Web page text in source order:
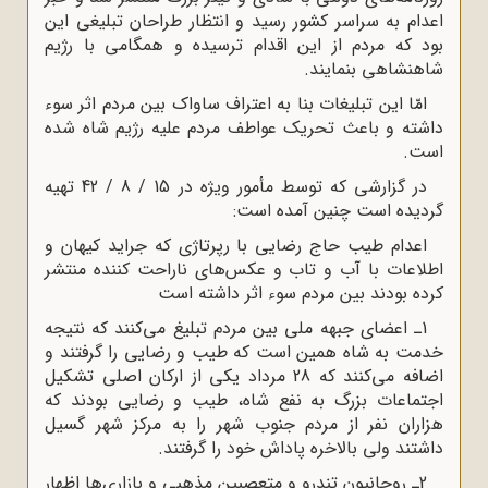
اعدام به سراسر کشور رسید و انتظار طراحان تبلیغى این
بود که مردم از این اقدام ترسیده و همگامى با رژیم
شاهنشاهى بنمایند.
امّا این تبلیغات بنا به اعتراف ساواک بین مردم اثر سوء
داشته و باعث تحریک عواطف مردم علیه رژیم شاه شده
است.
در گزارشى که توسط مأمور ویژه در 15 / 8 / 42 تهیه
گردیده است چنین آمده است:
اعدام طیب حاج رضایى با رپرتاژى که جراید کیهان و
اطلاعات با آب و تاب و عکس‌هاى ناراحت کننده منتشر
کرده بودند بین مردم سوء اثر داشته است
1ـ اعضاى جبهه ملى بین مردم تبلیغ مى‌کنند که نتیجه
خدمت به شاه همین است که طیب و رضایى را گرفتند و
اضافه مى‌کنند که 28 مرداد یکى از ارکان اصلى تشکیل
اجتماعات بزرگ به نفع شاه، طیب و رضایى بودند که
هزاران نفر از مردم جنوب شهر را به مرکز شهر گسیل
داشتند ولى بالاخره پاداش خود را گرفتند.